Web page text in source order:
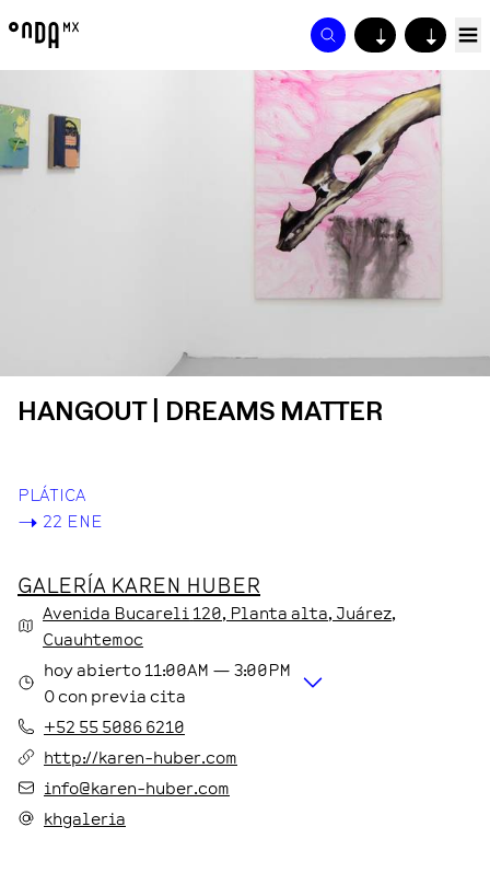
↓ ↓
HANGOUT | DREAMS MATTER
PLÁTICA
-> 22 ENE
GALERÍA KAREN HUBER
Avenida Bucareli 120, Planta alta, Juárez,
Cuauhtemoc
hoyabierto 11:00AM — 3:00PM
O con previa cita
+52 55 5086 6210
http://karen-huber.com
info@karen-huber.com
khgaleria